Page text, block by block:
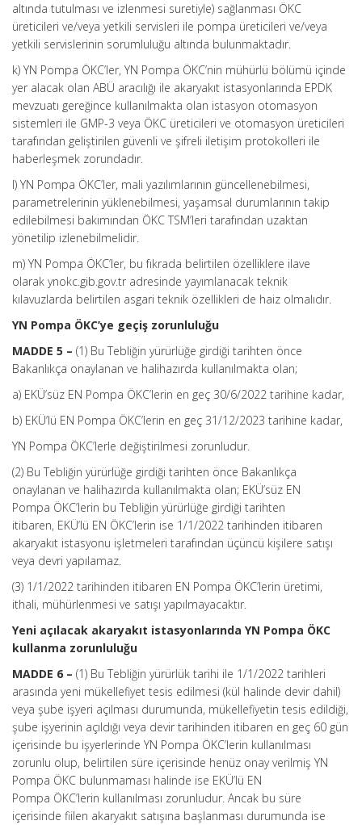
altında tutulması ve izlenmesi suretiyle) sağlanması ÖKC
üreticileri ve/veya yetkili servisleri ile pompa üreticileri ve/veya
yetkili servislerinin sorumluluğu altında bulunmaktadır.
k) YN Pompa ÖKC’ler, YN Pompa ÖKC’nin mühürlü bölümü içinde
yer alacak olan ABÜ aracılığı ile akaryakıt istasyonlarında EPDK
mevzuatı gereğince kullanılmakta olan istasyon otomasyon
sistemleri ile GMP-3 veya ÖKC üreticileri ve otomasyon üreticileri
tarafından geliştirilen güvenli ve şifreli iletişim protokolleri ile
haberleşmek zorundadır.
l) YN Pompa ÖKC’ler, mali yazılımlarının güncellenebilmesi,
parametrelerinin yüklenebilmesi, yaşamsal durumlarının takip
edilebilmesi bakımından ÖKC TSM’leri tarafından uzaktan
yönetilip izlenebilmelidir.
m) YN Pompa ÖKC’ler, bu fıkrada belirtilen özelliklere ilave
olarak ynokc.gib.gov.tr adresinde yayımlanacak teknik
kılavuzlarda belirtilen asgari teknik özellikleri de haiz olmalıdır.
YN Pompa ÖKC’ye geçiş zorunluluğu
MADDE 5 – (1) Bu Tebliğin yürürlüğe girdiği tarihten önce
Bakanlıkça onaylanan ve halihazırda kullanılmakta olan;
a) EKÜ’süz EN Pompa ÖKC’lerin en geç 30/6/2022 tarihine kadar,
b) EKÜ’lü EN Pompa ÖKC’lerin en geç 31/12/2023 tarihine kadar,
YN Pompa ÖKC’lerle değiştirilmesi zorunludur.
(2) Bu Tebliğin yürürlüğe girdiği tarihten önce Bakanlıkça
onaylanan ve halihazırda kullanılmakta olan; EKÜ’süz EN
Pompa ÖKC’lerin bu Tebliğin yürürlüğe girdiği tarihten
itibaren, EKÜ’lü EN ÖKC’lerin ise 1/1/2022 tarihinden itibaren
akaryakıt istasyonu işletmeleri tarafından üçüncü kişilere satışı
veya devri yapılamaz.
(3) 1/1/2022 tarihinden itibaren EN Pompa ÖKC’lerin üretimi,
ithali, mühürlenmesi ve satışı yapılmayacaktır.
Yeni açılacak akaryakıt istasyonlarında YN Pompa ÖKC
kullanma zorunluluğu
MADDE 6 – (1) Bu Tebliğin yürürlük tarihi ile 1/1/2022 tarihleri
arasında yeni mükellefiyet tesis edilmesi (kül halinde devir dahil)
veya şube işyeri açılması durumunda, mükellefiyetin tesis edildiği,
şube işyerinin açıldığı veya devir tarihinden itibaren en geç 60 gün
içerisinde bu işyerlerinde YN Pompa ÖKC’lerin kullanılması
zorunlu olup, belirtilen süre içerisinde henüz onay verilmiş YN
Pompa ÖKC bulunmaması halinde ise EKÜ’lü EN
Pompa ÖKC’lerin kullanılması zorunludur. Ancak bu süre
içerisinde fiilen akaryakıt satışına başlanması durumunda ise